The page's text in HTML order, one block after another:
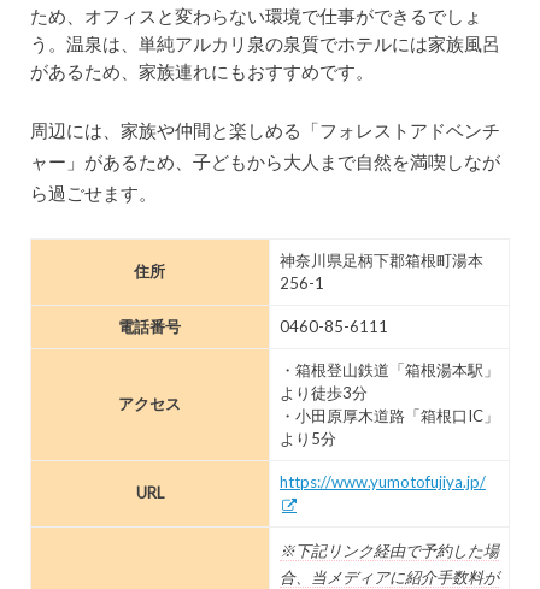
ため、オフィスと変わらない環境で仕事ができるでしょ
う。温泉は、単純アルカリ泉の泉質でホテルには家族風呂
があるため、家族連れにもおすすめです。
周辺には、家族や仲間と楽しめる「フォレストアドベンチ
ャー」があるため、子どもから大人まで自然を満喫しなが
ら過ごせます。
住所
神奈川県足柄下郡箱根町湯本
256-1
電話番号 0460-85-6111
アクセス
・箱根登山鉄道「箱根湯本駅」
より徒歩3分
・小田原厚木道路「箱根口IC」
より5分
URL
https://www.yumotofujiya.jp/
※下記リンク経由で予約した場
合、当メディアに紹介手数料が